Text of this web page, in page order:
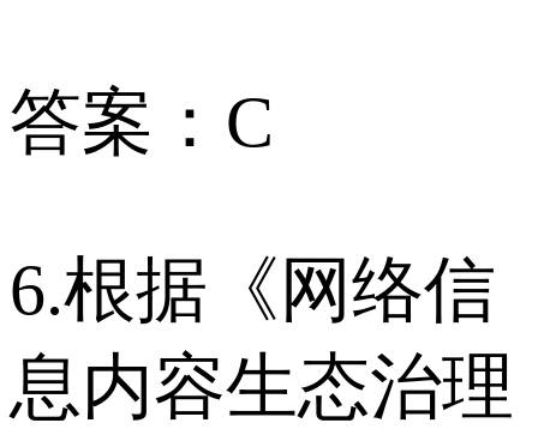
答案：C
6.根据《网络信
息内容生态治理